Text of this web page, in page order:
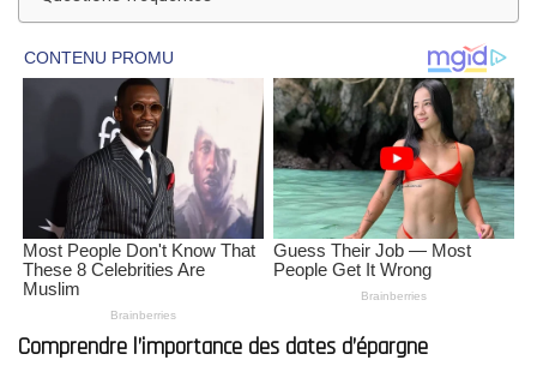
Comprendre l’importance des dates d’épargne